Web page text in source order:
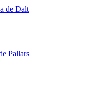
de Dalt
Pallars